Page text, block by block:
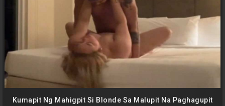
Kumapit Ng Mahigpit Si Blonde Sa Malupit Na Paghagupit